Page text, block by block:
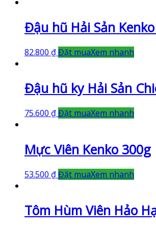
Đậu hũ Hải Sản
82.800 ₫Đặt muaXem nhanh
Đậu hũ ky Hải Sản
75.600 ₫Đặt muaXem nhanh
Mực Viên Kenko 300g
53.500 ₫Đặt muaXem nhanh
Tôm Hùm Viên Hảo